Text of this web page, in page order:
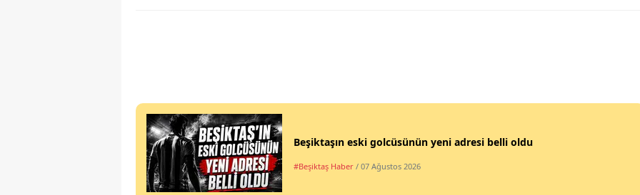
Beşiktaşın eski golcüsünün yeni adresi belli oldu
#Beşiktaş Haber / 07 Ağustos 2026